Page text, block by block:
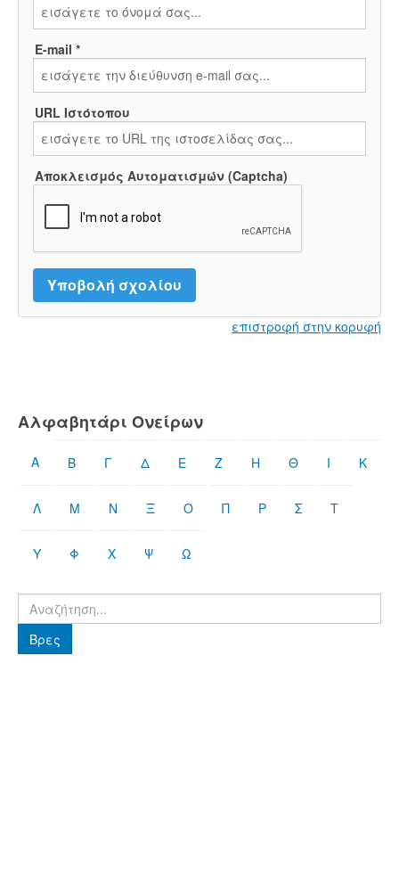
E-mail *
URL Ιστότοπου
Αποκλεισμός Αυτοματισμών (Captcha)
επιστροφή στην κορυφή
Αλφαβητάρι Ονείρων
Α Β Γ Δ Ε Ζ Η Θ Ι Κ
Λ Μ Ν Ξ Ο Π Ρ Σ Τ
Υ Φ Χ Ψ Ω
Βρες
Βρες